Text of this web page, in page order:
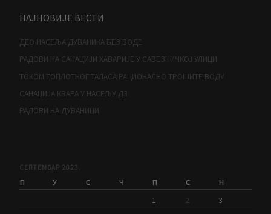
НАЈНОВИЈЕ ВЕСТИ
ДЕО НАСЕЉА ДУВАНИКА БЕЗ ВОДЕ
РАДОВИ НА САНАЦИЈИ ХАВАРИЈЕ У САВЕЗНИЧКОЈ УЛИЦИ
ТОКОМ ТОПЛОТНОГ ТАЛАСА РАЦИОНАЛНО ТРОШИТЕ ВОДУ
САНАЦИЈА КВАРА У НАСЕЉУ Д3
РАДОВИ НА ДУВАНИЦИ
СЕПТЕМБАР 2023.
П У С Ч П С Н
1 2 3